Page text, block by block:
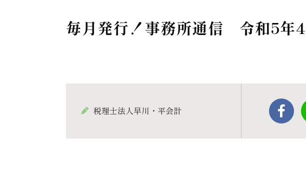
毎月発行！事務所通信 令和5年
税理士法人早川・平会計